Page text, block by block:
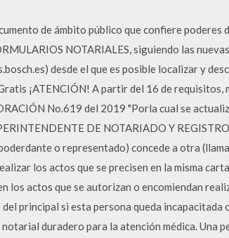
de ámbito público que confiere poderes
NOTARIALES, siguiendo las
desde el que es posible localizar y
¡ATENCIÓN! A partir del 16 de
No.619 del 2019 "Porla cual se
DE NOTARIADO Y
o representado) concede a otra
los actos que se precisen en la misma
los actos que se autorizan o encomiendan
principal si esta persona queda incapacitada
duradero para la atención médica. Una